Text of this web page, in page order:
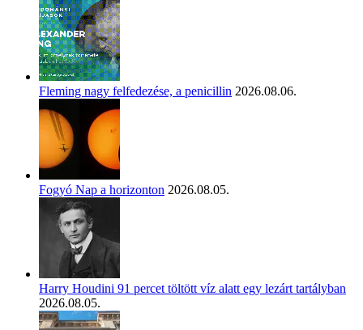
Fleming nagy felfedezése, a penicillin 2026.08.06.
Fogyó Nap a horizonton 2026.08.05.
Harry Houdini 91 percet töltött víz alatt egy lezárt tartályban
2026.08.05.